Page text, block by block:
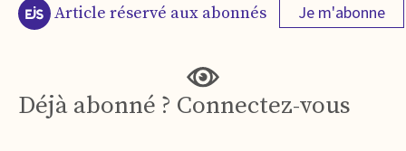
Article réservé aux abonnés Je m'abonne
Déjà abonné ? Connectez-vous